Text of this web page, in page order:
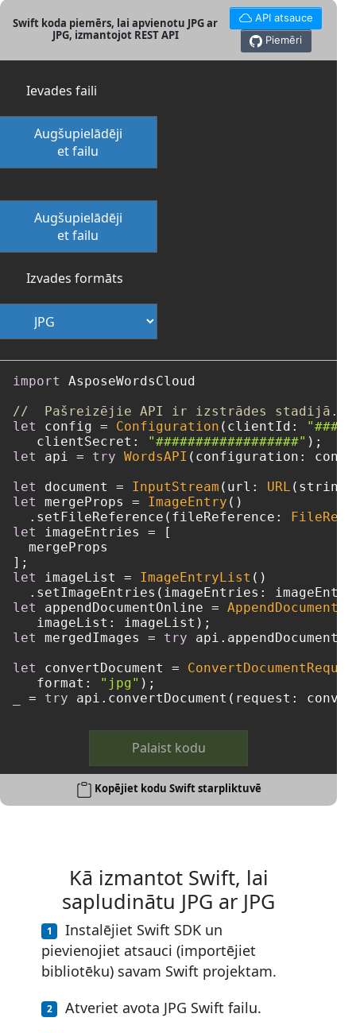
Swift koda piemērs, lai apvienotu JPG ar
JPG, izmantojot REST API
API atsauce
Piemēri
Ievades faili
Augšupielādēji
et failu
Augšupielādēji
et failu
Izvades formāts
import
AsposeWordsCloud
//  Pašreizējie API ir izstrādes stadijā.
let
config = Configuration (clientId:
   clientSecret:
"##################"
let
api = try WordsAPI (configuration:
let
document = InputStream (url: URL
let
mergeProps = ImageEntry ()
  .setFileReference(fileReference:
let
imageEntries = [
  mergeProps
let
imageList = ImageEntryList ()
let
appendDocumentOnline =
let
mergedImages = try
let
convertDocument =
   format:
"jpg"
= try
Palaist kodu
Kopējiet kodu Swift starpliktuvē
Kā izmantot Swift, lai
sapludinātu JPG ar JPG
Instalējiet Swift SDK un
pievienojiet atsauci (importējiet
bibliotēku) savam Swift projektam.
Atveriet avota JPG Swift failu.